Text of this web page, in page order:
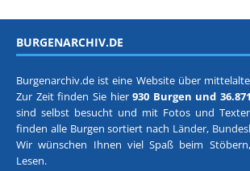
BURGENARCHIV.DE
Burgenarchiv.de ist eine Website über
Zur Zeit finden Sie hier930 Burgen und
sind selbst besucht und mit Fotos und
finden alle Burgen sortiert nach Länder,
Wir wünschen Ihnen viel Spaß beim
Lesen.